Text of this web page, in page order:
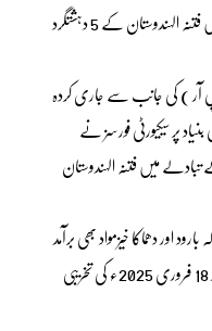
بلوچستان میں سکیورٹی فورسز کی 2 کارروائیوں میں فتنہ الہندوستان کے 5 دہشتگرد
آر ) کی جانب سے جاری کردہ
پر سیکیورٹی فورسز نے
میں فتنہ الہندوستان
اور دھماکا خیزمواد بھی برآمد
ہوا جبکہ ہلاک دہشتگرد گزشتہ سال 26 اگست اور 18 فروری 2025ء کی تخریبی